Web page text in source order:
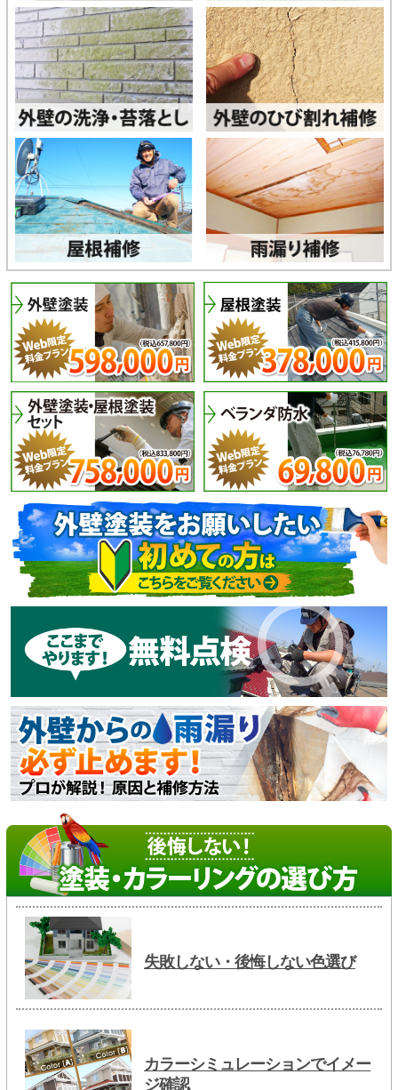
失敗しない・後悔しない色選び
カラーシミュレーションでイメー
ジ確認